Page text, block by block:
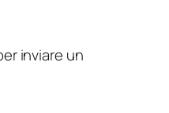
inviare un